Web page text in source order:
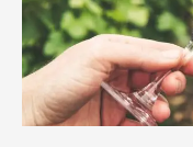
travers
les
cultures
locales